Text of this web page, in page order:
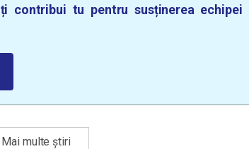
contribui tu pentru susținerea echipei
Mai multe știri